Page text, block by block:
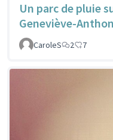
Un parc de pluie
Geneviève-
CaroleS
2 7